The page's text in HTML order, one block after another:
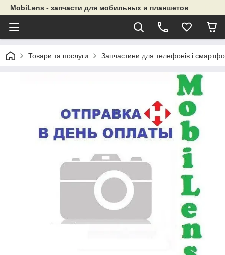
MobiLens - запчасти для мобильных и планшетов
Товари та послуги Запчастини для телефонів і